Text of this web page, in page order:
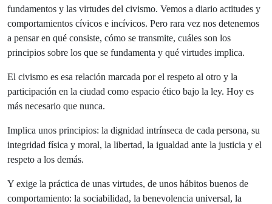
fundamentos y las virtudes del civismo. Vemos a diario actitudes y
comportamientos cívicos e incívicos. Pero rara vez nos detenemos
a pensar en qué consiste, cómo se transmite, cuáles son los
principios sobre los que se fundamenta y qué virtudes implica.
El civismo es esa relación marcada por el respeto al otro y la
participación en la ciudad como espacio ético bajo la ley. Hoy es
más necesario que nunca.
Implica unos principios: la dignidad intrínseca de cada persona, su
integridad física y moral, la libertad, la igualdad ante la justicia y el
respeto a los demás.
Y exige la práctica de unas virtudes, de unos hábitos buenos de
comportamiento: la sociabilidad, la benevolencia universal, la